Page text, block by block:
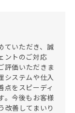
ていただき、誠
ントのご対応
評価いただきま
システムや仕入
点をスピーディ
。今後もお客様
改善してまいり